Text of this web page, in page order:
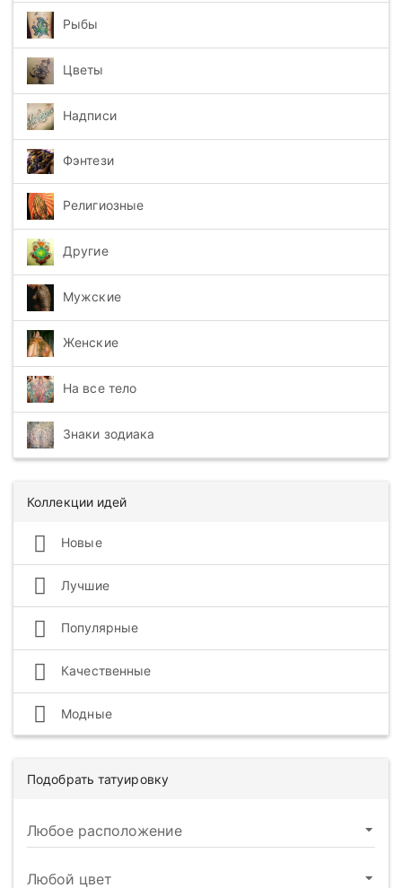
Рыбы
Цветы
Надписи
Фэнтези
Религиозные
Другие
Мужские
Женские
На все тело
Знаки зодиака
Коллекции идей
Новые
Лучшие
Популярные
Качественные
Модные
Подобрать татуировку